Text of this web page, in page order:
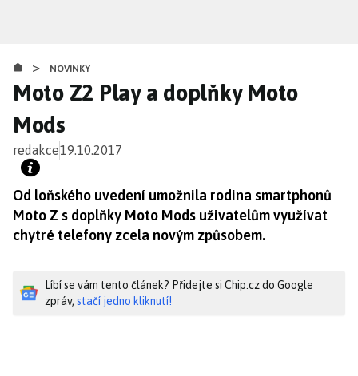
obsahu
> NOVINKY
Moto Z2 Play a doplňky Moto
Mods
redakce19.10.2017
Od loňského uvedení umožnila rodina smartphonů
Moto Z s doplňky Moto Mods uživatelům využívat
chytré telefony zcela novým způsobem.
Líbí se vám tento článek? Přidejte si Chip.cz do Google
zpráv, stačí jedno kliknutí!